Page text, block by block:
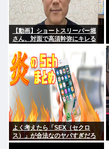
【動画】ショートスリーパー堀
さん、対面で高須幹弥にキレる
よく考えたら「SEX（セクロ
ス）」が合法なのヤバすぎだろ